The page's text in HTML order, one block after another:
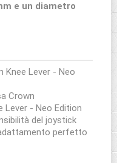
e un diametro
Lever - Neo
Crown
Lever - Neo Edition
del joystick
perfetto